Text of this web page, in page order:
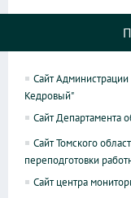
Сайт
Кедровый"
Сайт Департамента
Сайт Томского
переподготовки
Сайт центра